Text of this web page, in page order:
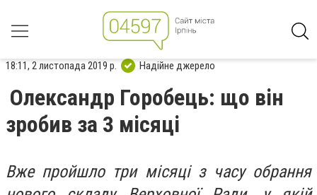
18:11, 2 листопада 2019 р. Надійне джерело
Олександр Горобець: що він
зробив за 3 місяці
Вже пройшло три місяці з часу обрання